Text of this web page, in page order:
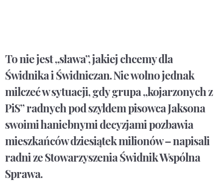
To nie jest „sława”, jakiej chcemy dla
Świdnika i Świdniczan. Nie wolno jednak
milczeć w sytuacji, gdy grupa „kojarzonych z
PiS” radnych pod szyldem pisowca Jaksona
swoimi haniebnymi decyzjami pozbawia
mieszkańców dziesiątek milionów – napisali
radni ze Stowarzyszenia Świdnik Wspólna
Sprawa.